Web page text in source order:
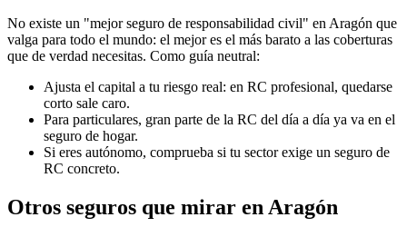
No existe un "mejor seguro de responsabilidad civil" en Aragón que
valga para todo el mundo: el mejor es el más barato a las coberturas
que de verdad necesitas. Como guía neutral:
Ajusta el capital a tu riesgo real: en RC profesional, quedarse
corto sale caro.
Para particulares, gran parte de la RC del día a día ya va en el
seguro de hogar.
Si eres autónomo, comprueba si tu sector exige un seguro de
RC concreto.
Otros seguros que mirar en Aragón